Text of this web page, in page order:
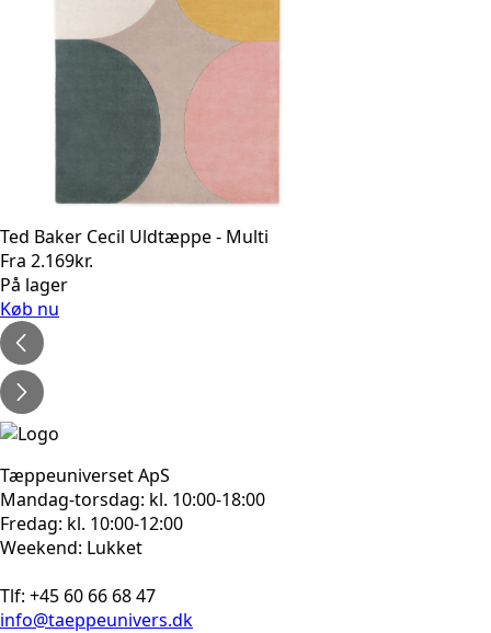
Ted Baker Cecil Uldtæppe - Multi
Fra 2.169kr.
På lager
Køb nu
Tæppeuniverset ApS
Mandag-torsdag: kl. 10:00-18:00
Fredag: kl. 10:00-12:00
Weekend: Lukket
Tlf: +45 60 66 68 47
info@taeppeunivers.dk